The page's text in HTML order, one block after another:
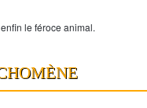
le féroce animal.